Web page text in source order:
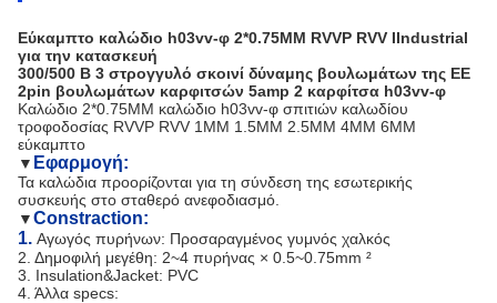
Εύκαμπτο καλώδιο h03vv-φ 2*0.75MM RVVP RVV IIndustrial
για την κατασκευή
300/500 Β 3 στρογγυλό σκοινί δύναμης βουλωμάτων της ΕΕ
2pin βουλωμάτων καρφιτσών 5amp 2 καρφίτσα h03vv-φ
Καλώδιο 2*0.75MM καλώδιο h03vv-φ σπιτιών καλωδίου
τροφοδοσίας RVVP RVV 1MM 1.5MM 2.5MM 4MM 6MM
εύκαμπτο
▼ Εφαρμογή:
Τα καλώδια προορίζονται για τη σύνδεση της εσωτερικής
συσκευής στο σταθερό ανεφοδιασμό.
▼Constraction:
1. Αγωγός πυρήνων: Προσαραγμένος γυμνός χαλκός
2. Δημοφιλή μεγέθη: 2~4 πυρήνας × 0.5~0.75mm ²
3. Insulation&Jacket: PVC
4. Άλλα specs: